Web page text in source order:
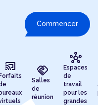
Commencer
cast_connected
Forfaits
bureaux
handshake
Salles
de
réunion
hub
Espaces
de
travail
pour les
grandes